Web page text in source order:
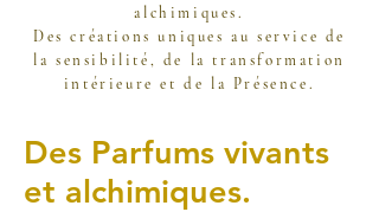
alchimiques.
Des créations uniques au service de
la sensibilité, de la transformation
intérieure et de la Présence.
Des Parfums vivants
et alchimiques.